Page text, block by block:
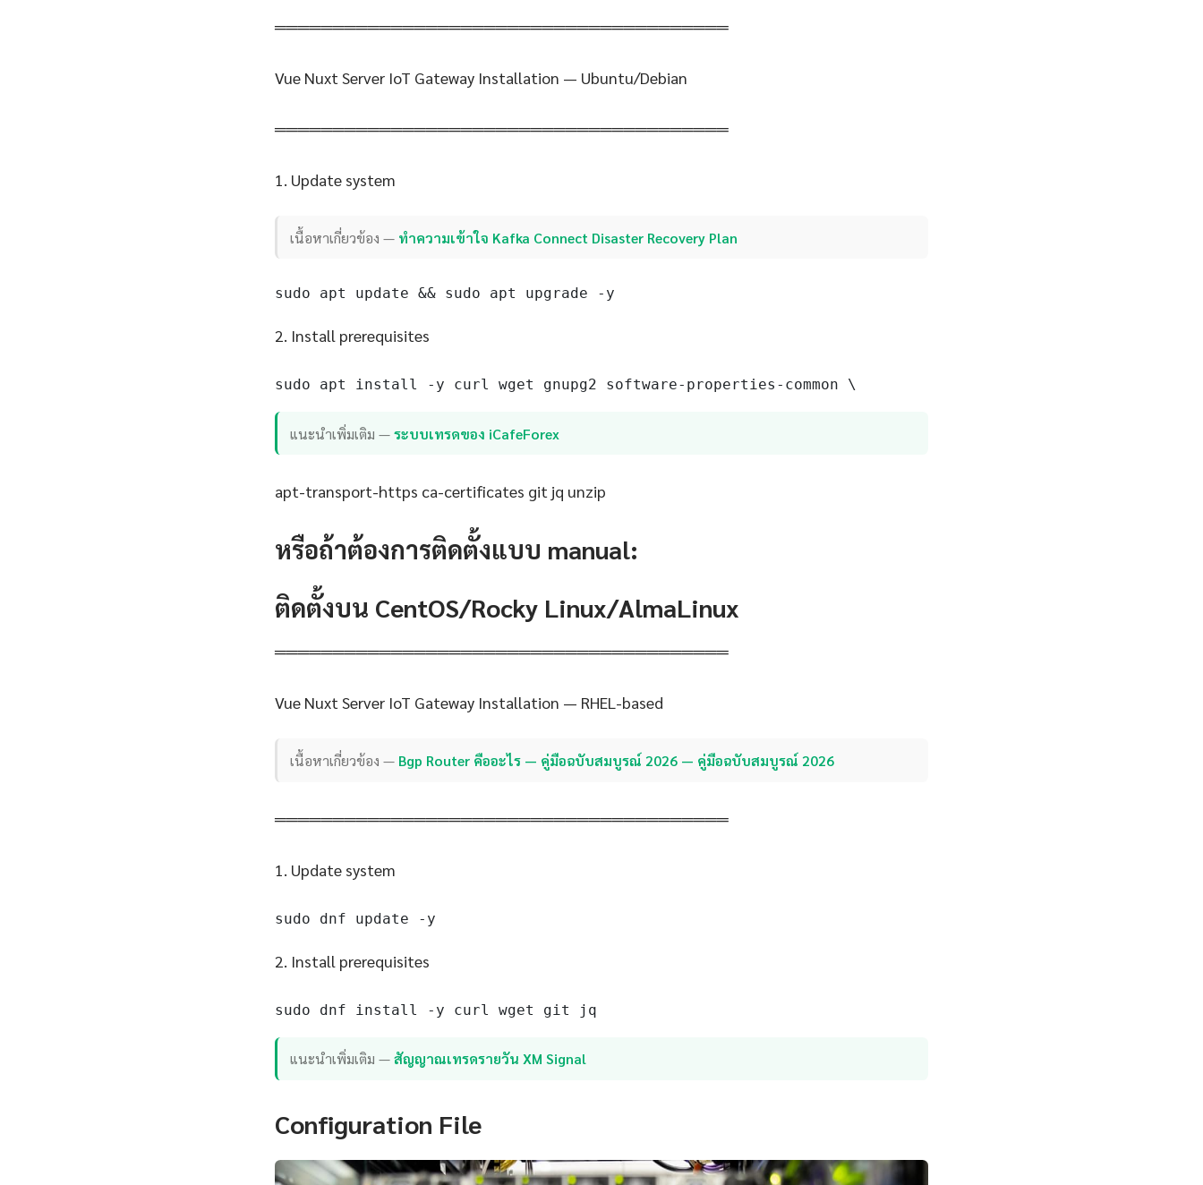
═══════════════════════════════════════
Vue Nuxt Server IoT Gateway Installation — Ubuntu/Debian
═══════════════════════════════════════
1. Update system
เนื้อหาเกี่ยวข้อง — ทำความเข้าใจ Kafka Connect Disaster Recovery Plan
sudo apt update && sudo apt upgrade -y
2. Install prerequisites
sudo apt install -y curl wget gnupg2 software-properties-common \
แนะนำเพิ่มเติม —ระบบเทรดของ iCafeForex
apt-transport-https ca-certificates git jq unzip
หรือถ้าต้องการติดตั้งแบบ manual:
ติดตั้งบน CentOS/Rocky Linux/AlmaLinux
═══════════════════════════════════════
Vue Nuxt Server IoT Gateway Installation — RHEL-based
เนื้อหาเกี่ยวข้อง — Bgp Router คืออะไร — คู่มือฉบับสมบูรณ์ 2026 — คู่มือฉบับสมบูรณ์ 2026
═══════════════════════════════════════
1. Update system
sudo dnf update -y
2. Install prerequisites
sudo dnf install -y curl wget git jq
แนะนำเพิ่มเติม —สัญญาณเทรดรายวัน XM Signal
Configuration File